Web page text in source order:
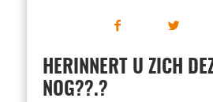
HERINNERT U ZICH
NOG??.?